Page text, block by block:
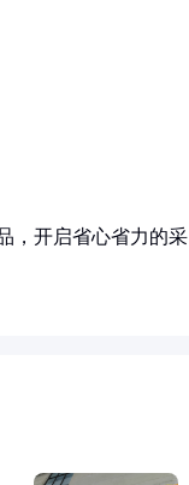
，开启省心省力的采